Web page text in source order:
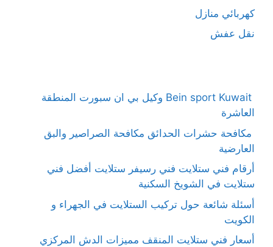
كهربائي منازل
نقل عفش
Bein sport Kuwait وكيل بي ان سبورت المنطقة
العاشرة
مكافحة حشرات الحدائق مكافحة الصراصير والبق
العارضية
أرقام فني ستلايت فني رسيفر ستلايت أفضل فني
ستلايت في الشويخ السكنية
أسئلة شائعة حول تركيب الستلايت في الجهراء و
الكويت
أسعار فني ستلايت المنقف مميزات الدش المركزي